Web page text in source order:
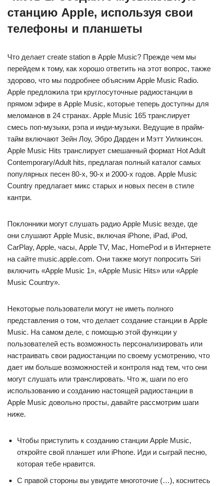
станцию ​​​​Apple, используя свои
телефоны и планшеты
Что делает create station в Apple Music? Прежде чем мы
перейдем к тому, как хорошо ответить на этот вопрос, также
здорово, что мы подробнее объясним Apple Music Radio.
Apple предложила три круглосуточные радиостанции в
прямом эфире в Apple Music, которые теперь доступны для
меломанов в 24 странах. Apple Music 165 транслирует
смесь поп-музыки, рэпа и инди-музыки. Ведущие в прайм-
тайм включают Зейн Лоу, Эбро Дарден и Мэтт Уилкинсон.
Apple Music Hits транслирует смешанный формат Hot Adult
Contemporary/Adult hits, предлагая полный каталог самых
популярных песен 80-х, 90-х и 2000-х годов. Apple Music
Country предлагает микс старых и новых песен в стиле
кантри.
Поклонники могут слушать радио Apple Music везде, где
они слушают Apple Music, включая iPhone, iPad, iPod,
CarPlay, Apple, часы, Apple TV, Mac, HomePod и в Интернете
на сайте music.apple.com. Они также могут попросить Siri
включить «Apple Music 1», «Apple Music Hits» или «Apple
Music Country».
Некоторые пользователи могут не иметь полного
представления о том, что делает создание станции в Apple
Music. На самом деле, с помощью этой функции у
пользователей есть возможность персонализировать или
настраивать свои радиостанции по своему усмотрению, что
дает им больше возможностей и контроля над тем, что они
могут слушать или транслировать. Что ж, шаги по его
использованию и созданию настоящей радиостанции в
Apple Music довольно просты, давайте рассмотрим шаги
ниже.
Чтобы приступить к созданию станции Apple Music,
откройте свой планшет или iPhone. Иди и сыграй песню,
которая тебе нравится.
С правой стороны вы увидите многоточие (…), коснитесь